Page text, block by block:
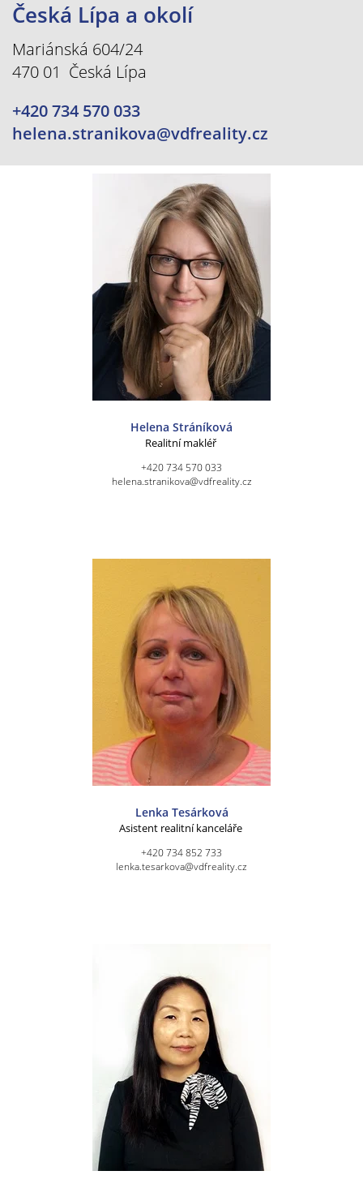
Česká Lípa a okolí
Mariánská 604/24
470 01 Česká Lípa
+420 734 570 033
helena.stranikova@vdfreality.cz
Helena Stráníková
Realitní makléř
+420 734 570 033
helena.stranikova@vdfreality.cz
Lenka Tesárková
Asistent realitní kanceláře
+420 734 852 733
lenka.tesarkova@vdfreality.cz